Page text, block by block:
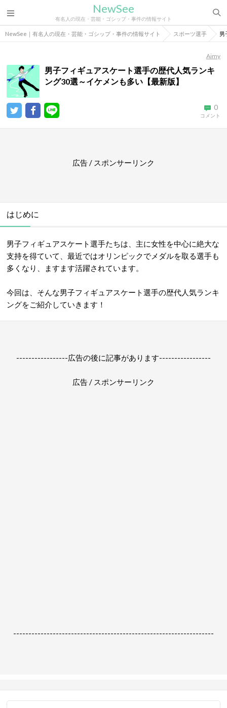
NewSee
有名人の現在・芸能・ゴシップ・事件の情報サイト
NewSee｜有名人の現在・芸能・ゴシップ・事件の情報サイト スポーツ選手 男
Aimy
男子フィギュアスケート選手の歴代人気ランキ
ング30選～イケメンも多い【最新版】
0
コメント
広告 / スポンサーリンク
はじめに
男子フィギュアスケート選手たちは、主に女性を中心に絶大な
支持を得ていて、最近ではオリンピックでメダルを取る選手も
多くなり、ますます活躍されています。
今回は、そんな男子フィギュアスケート選手の歴代人気ランキ
ングをご紹介していきます！
-----------------広告の後に記事があります-----------------
広告 / スポンサーリンク
------------------------------------------------------------------